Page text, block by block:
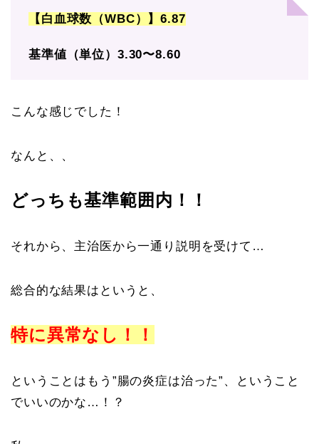
【白血球数（WBC）】6.87
基準値（単位）3.30〜8.60
こんな感じでした！
なんと、、
どっちも基準範囲内！！
それから、主治医から一通り説明を受けて…
総合的な結果はというと、
特に異常なし！！
ということはもう”腸の炎症は治った”、ということ
でいいのかな…！？